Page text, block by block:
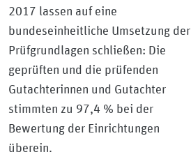
2017 lassen auf eine
bundeseinheitliche Umsetzung der
Prüfgrundlagen schließen: Die
geprüften und die prüfenden
Gutachterinnen und Gutachter
stimmten zu 97,4 % bei der
Bewertung der Einrichtungen
überein.